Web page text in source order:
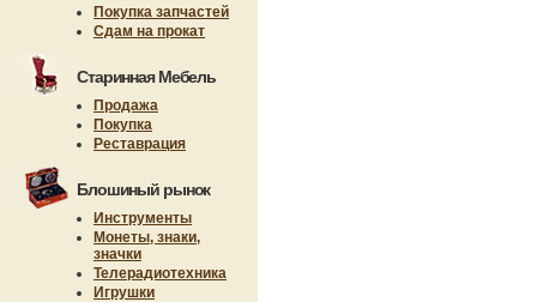
Покупка запчастей
Сдам на прокат
Старинная Мебель
Продажа
Покупка
Реставрация
Блошиный рынок
Инструменты
Монеты, знаки,
значки
Телерадиотехника
Игрушки